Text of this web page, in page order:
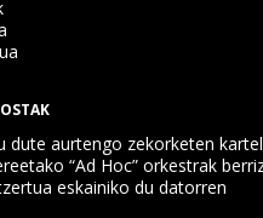
dute aurtengo zekorketen
“Ad Hoc” orkestrak
eskainiko du datorren